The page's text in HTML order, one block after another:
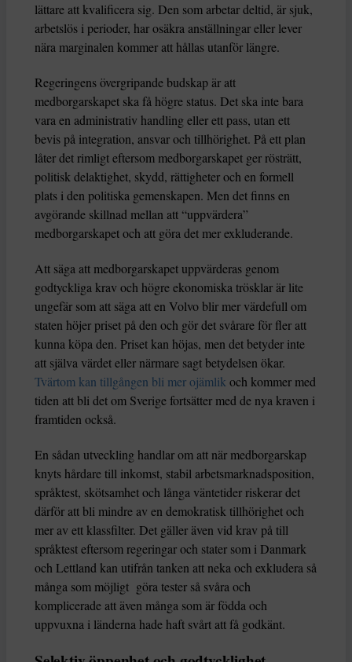
lättare att kvalificera sig. Den som arbetar deltid, är sjuk,
arbetslös i perioder, har osäkra anställningar eller lever
nära marginalen kommer att hållas utanför längre.
Regeringens övergripande budskap är att
medborgarskapet ska få högre status. Det ska inte bara
vara en administrativ handling eller ett pass, utan ett
bevis på integration, ansvar och tillhörighet. På ett plan
låter det rimligt eftersom medborgarskapet ger rösträtt,
politisk delaktighet, skydd, rättigheter och en formell
plats i den politiska gemenskapen. Men det finns en
avgörande skillnad mellan att “uppvärdera”
medborgarskapet och att göra det mer exkluderande.
Att säga att medborgarskapet uppvärderas genom
godtyckliga krav och högre ekonomiska trösklar är lite
ungefär som att säga att en Volvo blir mer värdefull om
staten höjer priset på den och gör det svårare för fler att
kunna köpa den. Priset kan höjas, men det betyder inte
att själva värdet eller närmare sagt betydelsen ökar.
Tvärtom kan tillgången bli mer ojämlik och kommer med
tiden att bli det om Sverige fortsätter med de nya kraven i
framtiden också.
En sådan utveckling handlar om att när medborgarskap
knyts hårdare till inkomst, stabil arbetsmarknadsposition,
språktest, skötsamhet och långa väntetider riskerar det
därför att bli mindre av en demokratisk tillhörighet och
mer av ett klassfilter. Det gäller även vid krav på till
språktest eftersom regeringar och stater som i Danmark
och Lettland kan utifrån tanken att neka och exkludera så
många som möjligt göra tester så svåra och
komplicerade att även många som är födda och
uppvuxna i länderna hade haft svårt att få godkänt.